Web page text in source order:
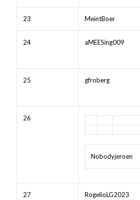
23 MeintBoer
24 aMEESing009
25 gfroberg
26
Nobodyjeroen
27 RogelioLG2023